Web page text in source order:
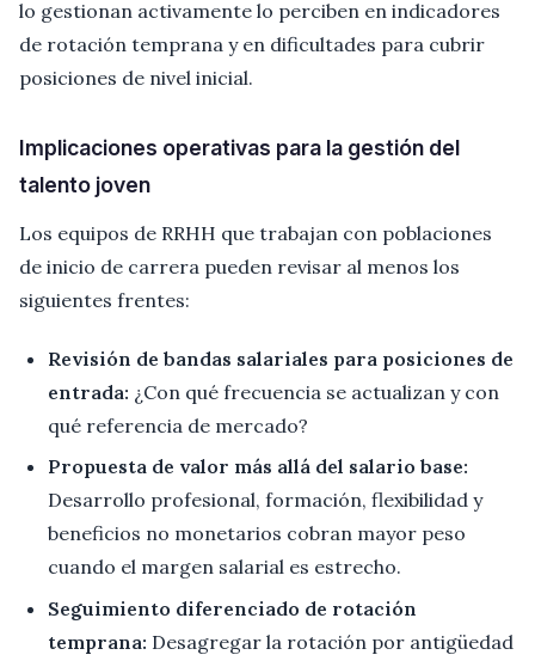
lo gestionan activamente lo perciben en indicadores
de rotación temprana y en dificultades para cubrir
posiciones de nivel inicial.
Implicaciones operativas para la gestión del
talento joven
Los equipos de RRHH que trabajan con poblaciones
de inicio de carrera pueden revisar al menos los
siguientes frentes:
Revisión de bandas salariales para posiciones de
entrada: ¿Con qué frecuencia se actualizan y con
qué referencia de mercado?
Propuesta de valor más allá del salario base:
Desarrollo profesional, formación, flexibilidad y
beneficios no monetarios cobran mayor peso
cuando el margen salarial es estrecho.
Seguimiento diferenciado de rotación
temprana: Desagregar la rotación por antigüedad